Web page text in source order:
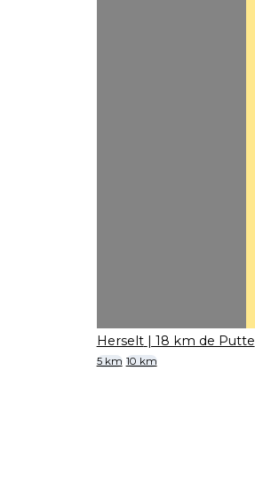
Herselt | 18 km de Putte
5 km 10 km